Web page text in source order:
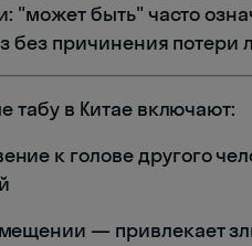
"может быть" часто
без причинения
табу в Китае включают:
к голове другого
— привлекает